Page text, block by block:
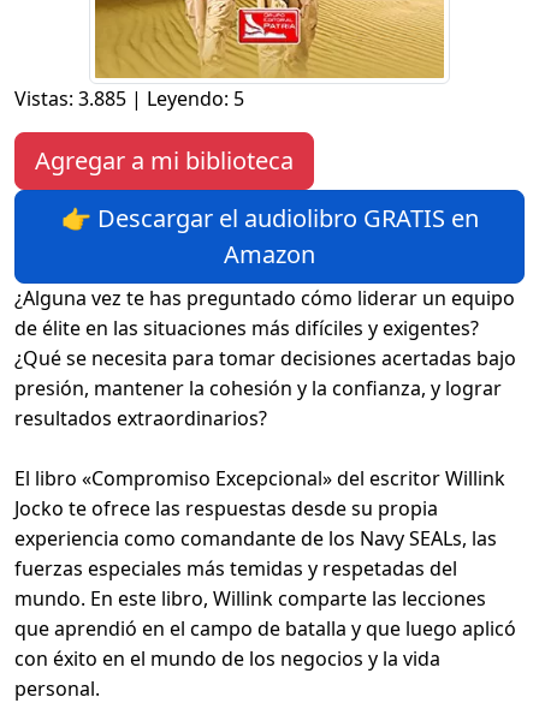
Vistas: 3.885 | Leyendo: 5
Agregar a mi biblioteca
👉 Descargar el audiolibro GRATIS en
Amazon
¿Alguna vez te has preguntado cómo liderar un equipo
de élite en las situaciones más difíciles y exigentes?
¿Qué se necesita para tomar decisiones acertadas bajo
presión, mantener la cohesión y la confianza, y lograr
resultados extraordinarios?
El libro «Compromiso Excepcional» del escritor Willink
Jocko te ofrece las respuestas desde su propia
experiencia como comandante de los Navy SEALs, las
fuerzas especiales más temidas y respetadas del
mundo. En este libro, Willink comparte las lecciones
que aprendió en el campo de batalla y que luego aplicó
con éxito en el mundo de los negocios y la vida
personal.